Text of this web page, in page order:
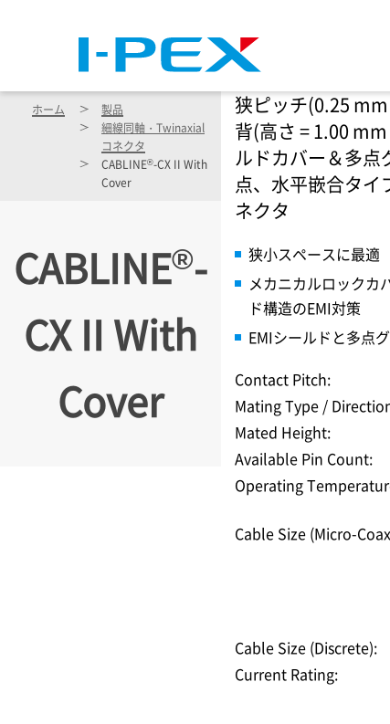
ホーム
製品
細線同軸・Twinaxial
コネクタ
CABLINE®-CX II With
Cover
CABLINE®-
CX II With
Cover
狭ピッチ(0.25
背(高さ = 1.00
ルドカバー＆多点
点、水平嵌合タイ
ネクタ
狭小スペースに最適
メカニカルロックカ
ド構造のEMI対策
EMIシールドと多点
Contact Pitch:
Mating Type /
Mated Height:
Available Pin Count:
Operating
Cable Size (Micro-
Cable Size (Discrete):
Current Rating: